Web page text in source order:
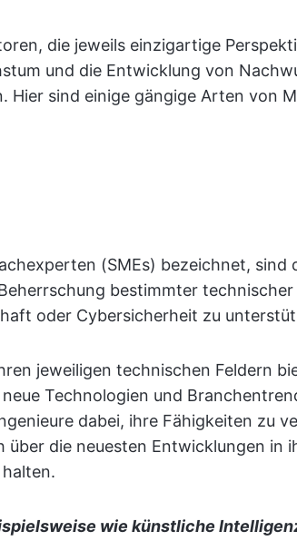
die jeweils einzigartige
und die Entwicklung von
sind einige gängige Arten von
(SMEs) bezeichnet, sind
bestimmter technischer
oder Cybersicherheit zu
jeweiligen technischen Feldern
Technologien und
dabei, ihre Fähigkeiten zu
über die neuesten Entwicklungen in
wie künstliche